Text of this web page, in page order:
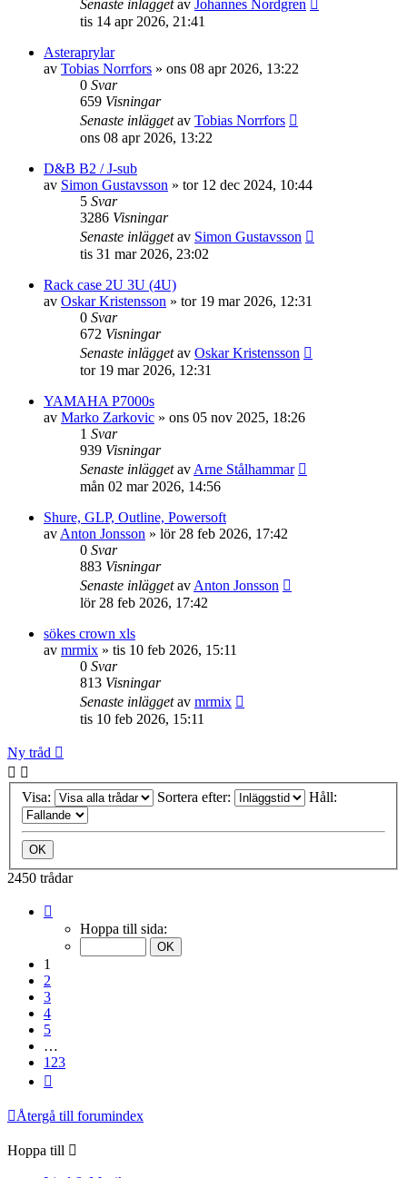
Senaste inläggetav Johannes Nordgren
tis 14 apr 2026, 21:41
Asteraprylar
av Tobias Norrfors » ons 08 apr 2026, 13:22
0 Svar
659 Visningar
Senaste inläggetav Tobias Norrfors
ons 08 apr 2026, 13:22
D&B B2 / J-sub
av Simon Gustavsson » tor 12 dec 2024, 10:44
5 Svar
3286 Visningar
Senaste inläggetav Simon Gustavsson
tis 31 mar 2026, 23:02
Rack case 2U 3U (4U)
av Oskar Kristensson » tor 19 mar 2026, 12:31
0 Svar
672 Visningar
Senaste inläggetav Oskar Kristensson
tor 19 mar 2026, 12:31
YAMAHA P7000s
av Marko Zarkovic » ons 05 nov 2025, 18:26
1 Svar
939 Visningar
Senaste inläggetav Arne Stålhammar
mån 02 mar 2026, 14:56
Shure, GLP, Outline, Powersoft
av Anton Jonsson » lör 28 feb 2026, 17:42
0 Svar
883 Visningar
Senaste inläggetav Anton Jonsson
lör 28 feb 2026, 17:42
sökes crown xls
av mrmix » tis 10 feb 2026, 15:11
0 Svar
813 Visningar
Senaste inläggetav mrmix
tis 10 feb 2026, 15:11
Ny tråd
Visa: Sortera efter: Håll:
2450 trådar
Hoppa till sida:
1
2
3
4
5
…
123
Återgå till forumindex
Hoppa till